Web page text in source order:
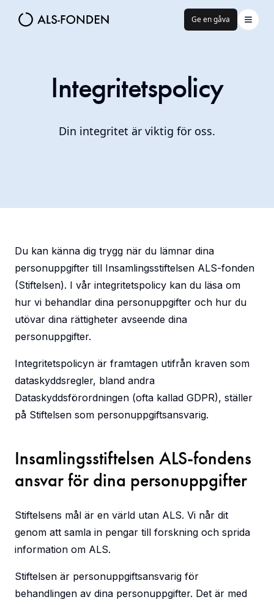
Ge en gåva
Integritetspolicy
Din integritet är viktig för oss.
Du kan känna dig trygg när du lämnar dina
personuppgifter till Insamlingsstiftelsen ALS-fonden
(Stiftelsen). I vår integritetspolicy kan du läsa om
hur vi behandlar dina personuppgifter och hur du
utövar dina rättigheter avseende dina
personuppgifter.
Integritetspolicyn är framtagen utifrån kraven som
dataskyddsregler, bland andra
Dataskyddsförordningen (ofta kallad GDPR), ställer
på Stiftelsen som personuppgiftsansvarig.
Insamlingsstiftelsen ALS-fondens
ansvar för dina personuppgifter
Stiftelsens mål är en värld utan ALS. Vi når dit
genom att samla in pengar till forskning och sprida
information om ALS.
Stiftelsen är personuppgiftsansvarig för
behandlingen av dina personuppgifter. Det är med